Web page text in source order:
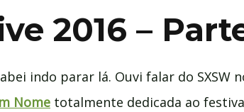
2016 –
indo parar lá. Ouvi falar do SXSW
Nome totalmente dedicada ao